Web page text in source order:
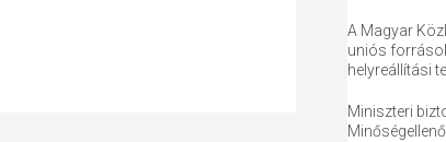
A Magyar
uniós
helyreállítási
Miniszteri